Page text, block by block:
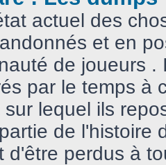
actuel des
et en
de joueurs .
par le temps à
sur lequel ils
de l'histoire
d'être perdus à